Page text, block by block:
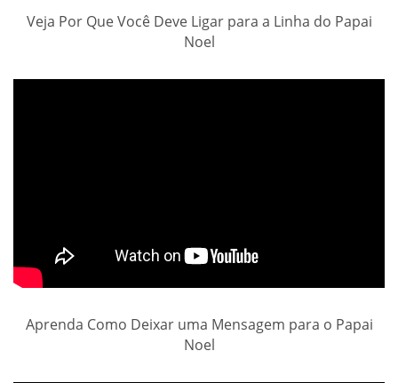
Veja Por Que Você Deve Ligar para a Linha do Papai
Noel
Aprenda Como Deixar uma Mensagem para o Papai
Noel